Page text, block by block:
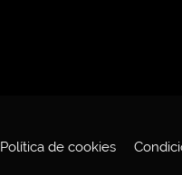
Política de cookies